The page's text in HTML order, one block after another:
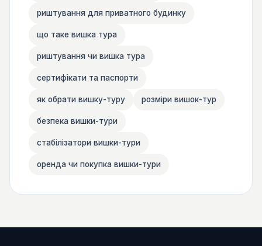
риштування для приватного будинку
що таке вишка тура
риштування чи вишка тура
сертифікати та паспорти
як обрати вишку-туру розміри вишок-тур
безпека вишки-тури
стабілізатори вишки-тури
оренда чи покупка вишки-тури